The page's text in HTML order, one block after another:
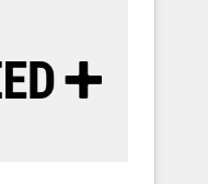
理の壁打ちな
い合わせくださ
team. -
to drive